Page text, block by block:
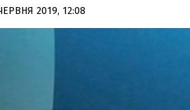
2019, 12:08